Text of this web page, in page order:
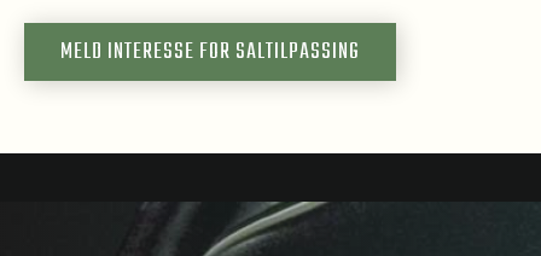
MELD INTERESSE FOR SALTILPASSING